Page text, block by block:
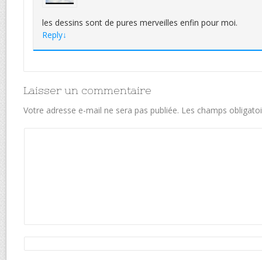
les dessins sont de pures merveilles enfin pour moi.
Reply↓
Laisser un commentaire
Votre adresse e-mail ne sera pas publiée. Les champs